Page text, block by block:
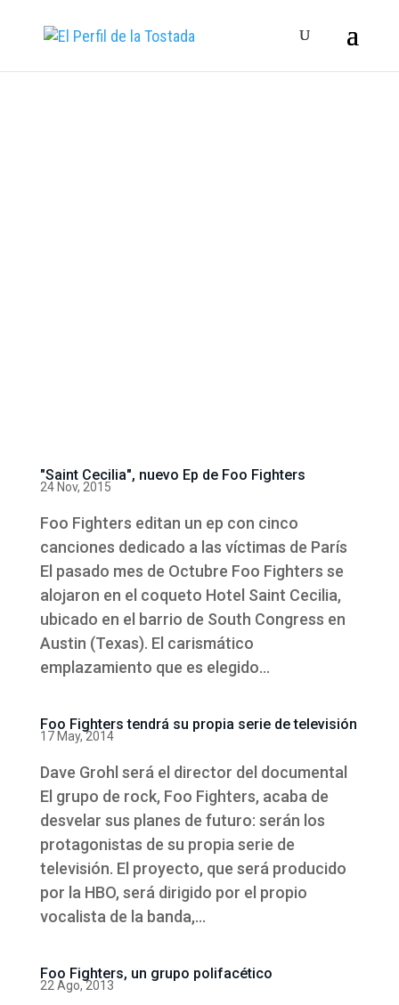
"Saint Cecilia", nuevo Ep de Foo Fighters
24 Nov, 2015
Foo Fighters editan un ep con cinco
canciones dedicado a las víctimas de París
El pasado mes de Octubre Foo Fighters se
alojaron en el coqueto Hotel Saint Cecilia,
ubicado en el barrio de South Congress en
Austin (Texas). El carismático
emplazamiento que es elegido...
Foo Fighters tendrá su propia serie de televisión
17 May, 2014
Dave Grohl será el director del documental
El grupo de rock, Foo Fighters, acaba de
desvelar sus planes de futuro: serán los
protagonistas de su propia serie de
televisión. El proyecto, que será producido
por la HBO, será dirigido por el propio
vocalista de la banda,...
Foo Fighters, un grupo polifacético
22 Ago, 2013